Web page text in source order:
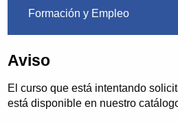
Formación y Empleo
Aviso
El curso que está intentando
está disponible en nuestro